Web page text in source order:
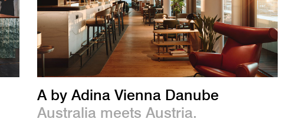
A by Adina Vienna Danube
Australia meets Austria.